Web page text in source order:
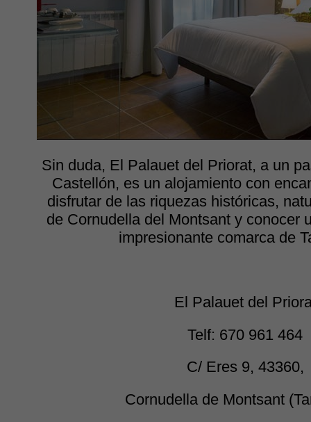
Sin duda, El Palauet del Priorat, a un
Castellón, es un alojamiento con
disfrutar de las riquezas históricas,
de Cornudella del Montsant y conocer
impresionante comarca de
El Palauet del
Telf: 670 961 464
C/ Eres 9, 43360,
Cornudella de Montsant